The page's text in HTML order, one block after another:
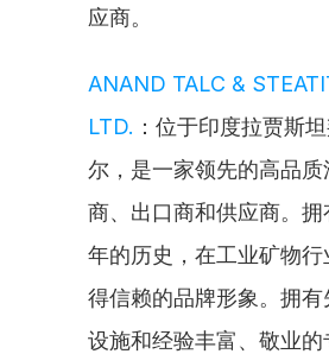
应商。
ANAND TALC &
LTD. ：位于印度拉贾斯
尔，是一家领先的高品
商、出口商和供应商。
年的历史，在工业矿物行
得信赖的品牌形象。拥有
设施和经验丰富、敬业的